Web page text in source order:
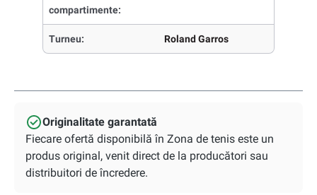
compartimente:
Turneu: Roland Garros
Originalitate garantată
Fiecare ofertă disponibilă în Zona de tenis este un
produs original, venit direct de la producători sau
distribuitori de încredere.